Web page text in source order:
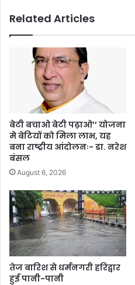
Related Articles
बेटी बचाओ बेटी पढ़ाओ’’ योजना
मे बेटियों को मिला लाभ, यह
बना राष्ट्रीय आंदोलनः- डा. नरेश
बंसल
August 6, 2026
तेज बारिश से धर्मनगरी हरिद्वार
हुई पानी-पानी